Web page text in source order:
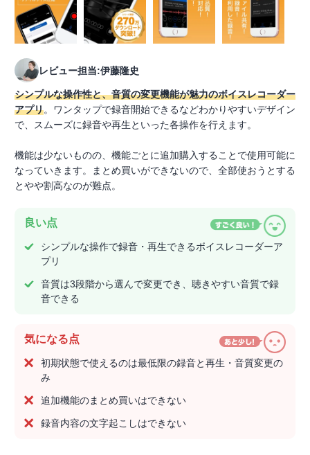
レビュー担当:伊藤隆史
シンプルな操作性と、音質の変更機能が魅力のボイスレコーダー
アプリ。ワンタップで録音開始できるなどわかりやすいデザイン
で、スムーズに録音や再生といった各操作を行えます。
機能は少ないものの、機能ごとに追加購入することで使用可能に
なっていきます。まとめ買いができないので、全部使おうとする
とやや割高なのが難点。
良い点
シンプルな操作で録音・再生できるボイスレコーダーア
プリ
音質は3段階から選んで変更でき、聴きやすい音質で録
音できる
気になる点
初期状態で使えるのは最低限の録音と再生・音質変更の
み
追加機能のまとめ買いはできない
録音内容の文字起こしはできない